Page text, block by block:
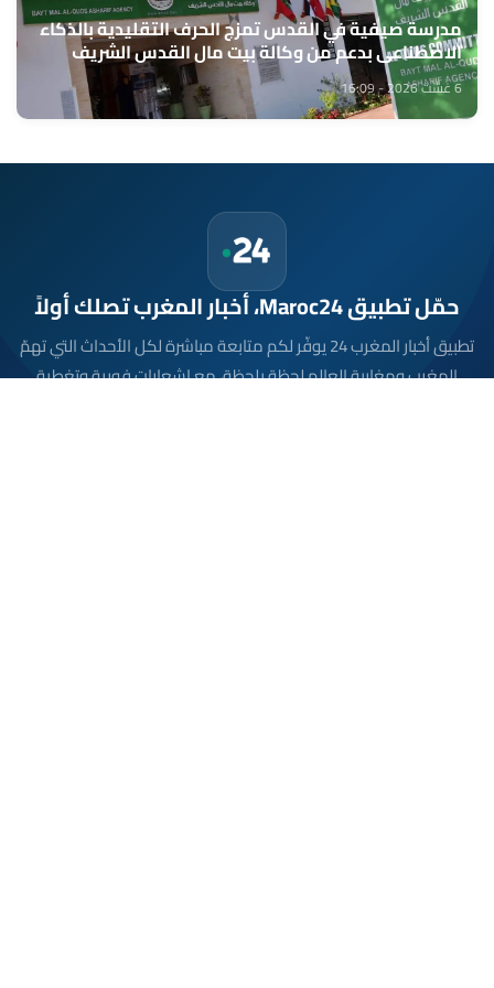
مدرسة صيفية في القدس تمزج الحرف التقليدية بالذكاء
الاصطناعي بدعم من وكالة بيت مال القدس الشريف
6 غشت 2026 - 16:09
حمّل تطبيق Maroc24، أخبار المغرب تصلك أولاً
تطبيق أخبار المغرب 24 يوفّر لكم متابعة مباشرة لكل الأحداث التي تهمّ
المغرب ومغاربة العالم لحظة بلحظة، مع إشعارات فورية وتغطية